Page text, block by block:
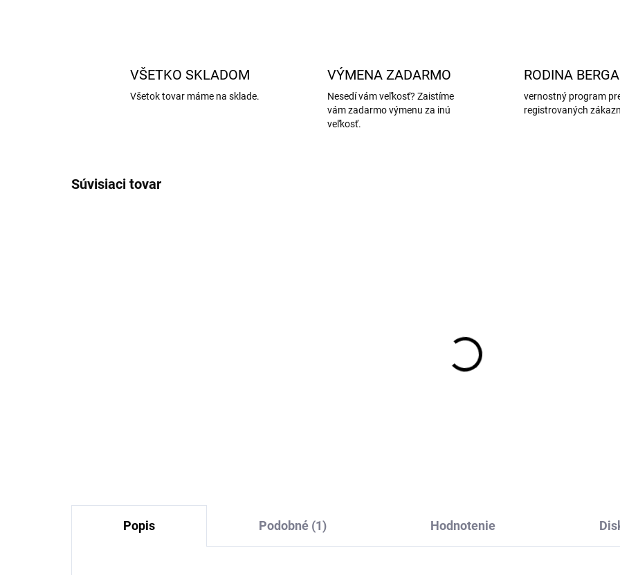
VŠETKO SKLADOM
Všetok tovar máme na sklade.
VÝMENA ZADARMO
Nesedí vám veľkosť? Zaistíme
vám zadarmo výmenu za inú
veľkosť.
RODINA
vernostný program
registrovaných
Súvisiaci tovar
Popis Podobné (1) Hodnotenie